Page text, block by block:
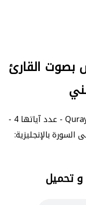
بصوت القارئ
| سورة قريش | Quraysh - عدد آياتها 4 -
المصحف: 106 - معنى السورة بالإنجليزية:
تحميل